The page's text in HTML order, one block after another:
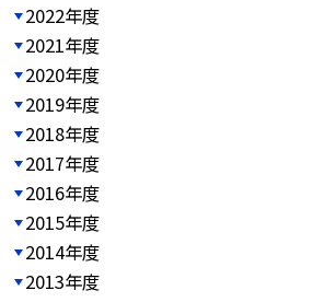
2022年度
2021年度
2020年度
2019年度
2018年度
2017年度
2016年度
2015年度
2014年度
2013年度